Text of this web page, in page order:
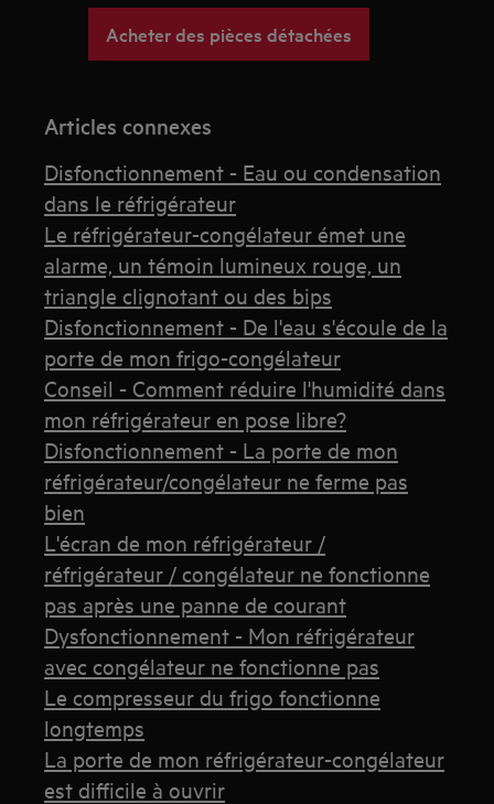
Acheter des pièces détachées
Articles connexes
Disfonctionnement - Eau ou condensation
dans le réfrigérateur
Le réfrigérateur-congélateur émet une
alarme, un témoin lumineux rouge, un
triangle clignotant ou des bips
Disfonctionnement - De l'eau s'écoule de la
porte de mon frigo-congélateur
Conseil - Comment réduire l'humidité dans
mon réfrigérateur en pose libre?
Disfonctionnement - La porte de mon
réfrigérateur/congélateur ne ferme pas
bien
L'écran de mon réfrigérateur /
réfrigérateur / congélateur ne fonctionne
pas après une panne de courant
Dysfonctionnement - Mon réfrigérateur
avec congélateur ne fonctionne pas
Le compresseur du frigo fonctionne
longtemps
La porte de mon réfrigérateur-congélateur
est difficile à ouvrir